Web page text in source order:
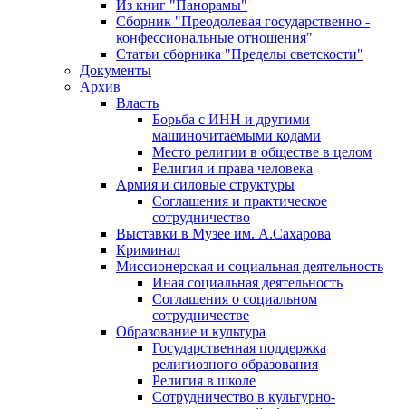
Из книг "Панорамы"
Сборник "Преодолевая государственно -
конфессиональные отношения"
Статьи сборника "Пределы светскости"
Документы
Архив
Власть
Борьба с ИНН и другими
машиночитаемыми кодами
Место религии в обществе в целом
Религия и права человека
Армия и силовые структуры
Соглашения и практическое
сотрудничество
Выставки в Музее им. А.Сахарова
Криминал
Миссионерская и социальная деятельность
Иная социальная деятельность
Соглашения о социальном
сотрудничестве
Образование и культура
Государственная поддержка
религиозного образования
Религия в школе
Сотрудничество в культурно-